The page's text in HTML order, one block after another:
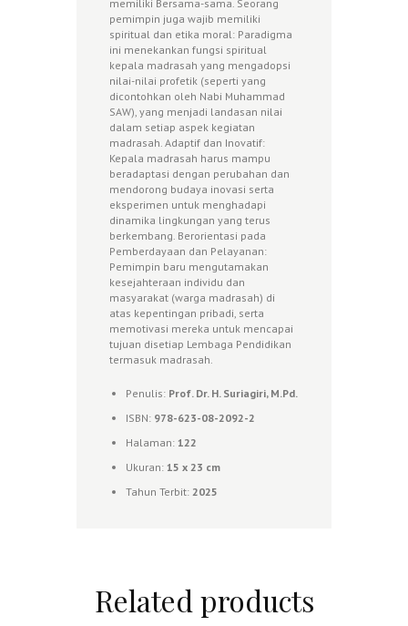
memiliki Bersama-sama. Seorang
pemimpin juga wajib memiliki
spiritual dan etika moral: Paradigma
ini menekankan fungsi spiritual
kepala madrasah yang mengadopsi
nilai-nilai profetik (seperti yang
dicontohkan oleh Nabi Muhammad
SAW), yang menjadi landasan nilai
dalam setiap aspek kegiatan
madrasah. Adaptif dan Inovatif:
Kepala madrasah harus mampu
beradaptasi dengan perubahan dan
mendorong budaya inovasi serta
eksperimen untuk menghadapi
dinamika lingkungan yang terus
berkembang. Berorientasi pada
Pemberdayaan dan Pelayanan:
Pemimpin baru mengutamakan
kesejahteraan individu dan
masyarakat (warga madrasah) di
atas kepentingan pribadi, serta
memotivasi mereka untuk mencapai
tujuan disetiap Lembaga Pendidikan
termasuk madrasah.
Penulis: Prof. Dr. H. Suriagiri, M.Pd.
ISBN: 978-623-08-2092-2
Halaman: 122
Ukuran: 15 x 23 cm
Tahun Terbit: 2025
Related products